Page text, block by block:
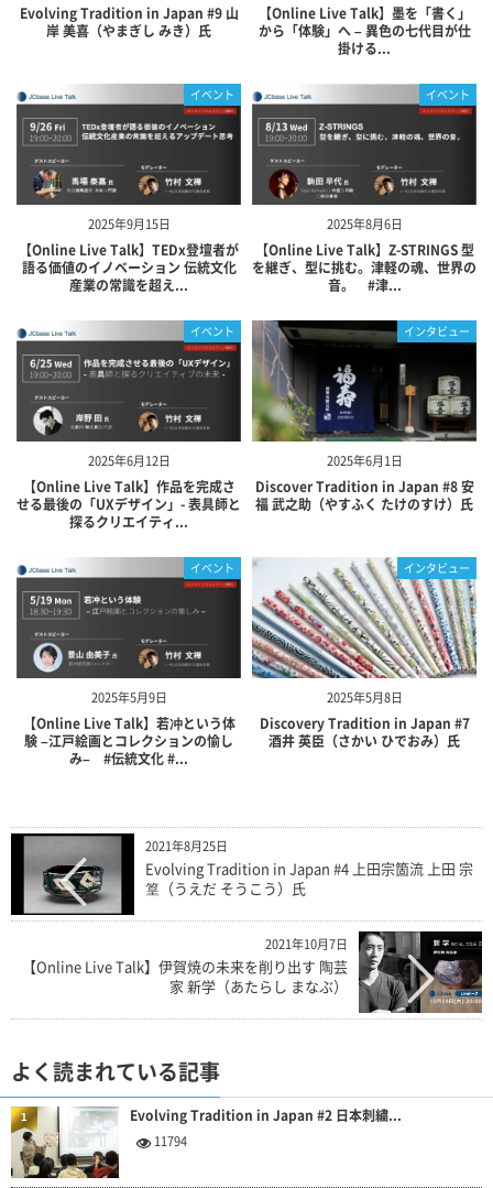
Evolving Tradition in Japan #9 山
岸 美喜（やまぎし みき）氏
【Online Live Talk】墨を「書く」
から「体験」へ – 異色の七代目が仕
掛ける...
2025年9月15日
イベント
【Online Live Talk】TEDx登壇者が
語る価値のイノベーション 伝統文化
産業の常識を超え...
2025年8月6日
イベント
【Online Live Talk】Z-STRINGS 型
を継ぎ、型に挑む。津軽の魂、世界の
音。 #津...
2025年6月12日
イベント
【Online Live Talk】作品を完成さ
せる最後の「UXデザイン」- 表具師と
探るクリエイティ...
2025年6月1日
インタビュー
Discover Tradition in Japan #8 安
福 武之助（やすふく たけのすけ）氏
2025年5月9日
イベント
【Online Live Talk】若冲という体
験 –江戸絵画とコレクションの愉し
み– #伝統文化 #...
2025年5月8日
インタビュー
Discovery Tradition in Japan #7
酒井 英臣（さかい ひでおみ）氏
2021年8月25日
Evolving Tradition in Japan #4 上田宗箇流 上田 宗
篁（うえだ そうこう）氏
2021年10月7日
【Online Live Talk】伊賀焼の未来を削り出す 陶芸
家 新学（あたらし まなぶ）
よく読まれている記事
Evolving Tradition in Japan #2 日本刺繍...
11794
1